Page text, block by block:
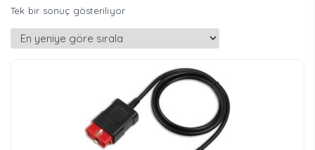
Tek bir sonuç gösteriliyor